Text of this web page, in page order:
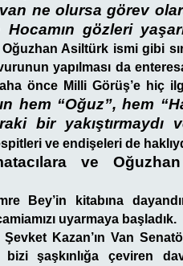
ne olursa görev
gözleri
Asiltürk ismi gibi
yapılması da
önce Milli Görüş’e hiç
hem “Oğuz”, hem
bir yakıştırmaydı
ve endişeleri de
ve Oğuzhan
Bey’in kitabına
uyarmaya başladık.
Kazan’ın Van
bizi şaşkınlığa çeviren